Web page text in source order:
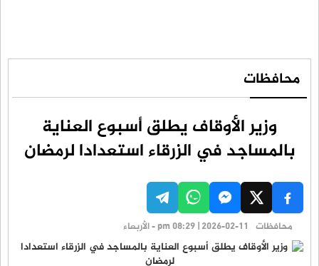
محافظات
وزير الأوقاف يطلق أسبوع العناية
بالمساجد في الزرقاء استعدادا لرمضان
محافظات pm 08:29 | 2026-02-11 - الأربعاء